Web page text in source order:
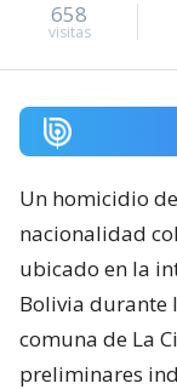
658
visitas
Un homicidio
nacionalidad
ubicado en la
Bolivia durante
comuna de La
preliminares